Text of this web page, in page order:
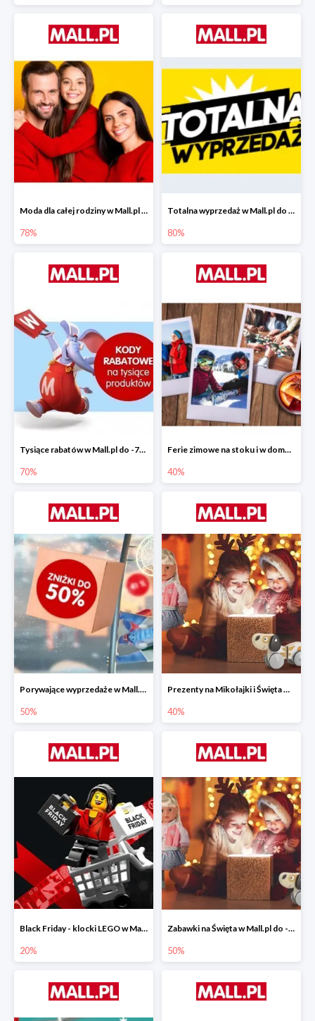
Moda dla całej rodziny w Mall.pl do -78%
78%
Totalna wyprzedaż w Mall.pl do -80%
80%
Tysiące rabatów w Mall.pl do -70%
70%
Ferie zimowe na stoku i w domu w Mall.pl do -40%
40%
Porywające wyprzedaże w Mall.pl do -50%
50%
Prezenty na Mikołajki i Święta w Mall.pl do -40%
40%
Black Friday - klocki LEGO w Mall.pl do -20%
20%
Zabawki na Święta w Mall.pl do -50%
50%